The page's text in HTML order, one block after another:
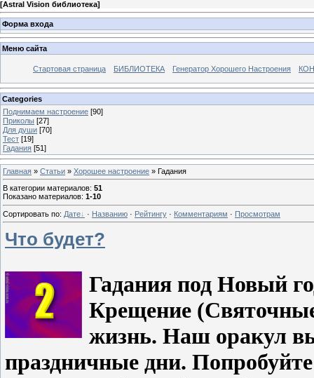
[Astral Vision библиотека]
Форма входа
Меню сайта
Стартовая страница БИБЛИОТЕКА Генератор Хорошего Настроения
Categories
Поднимаем настроение [90]
Приколы [27]
Для души [70]
Тест [19]
Гадания [51]
Главная » Статьи » Хорошее настроение » Гадания
В категории материалов: 51
Показано материалов: 1-10
Сортировать по: Дате · Названию · Рейтингу · Комментариям · Просмотрам
Что будет?
Гадания под Новый
Крещение
жизнь. Наш оракул
праздничные дни.